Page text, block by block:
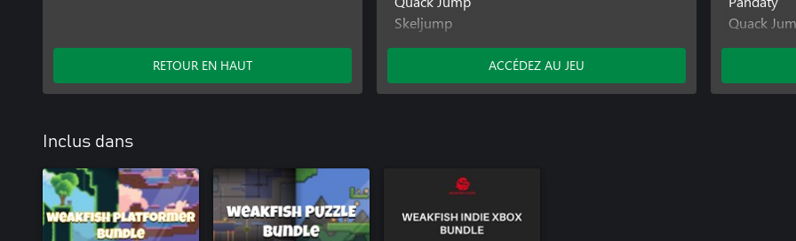
RETOUR EN HAUT
Skeljump
Vigour
Webgeon Speedrun Edition
ACCÉDEZ AU JEU
Quack
Ratyboy
Skeljump
Inclus dans